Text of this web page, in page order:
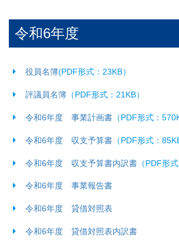
令和6年度
役員名簿(PDF形式：23KB）
評議員名簿 （PDF形式：21KB）
令和6年度 事業計画書 （PDF形式：
令和6年度 収支予算書 （PDF形式：
令和6年度 収支予算書内訳書 （PDF形
令和6年度 事業報告書
令和6年度 貸借対照表
令和6年度 貸借対照表内訳書